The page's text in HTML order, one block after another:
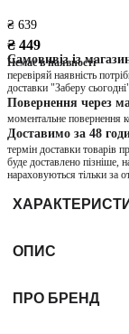
₴ 639
₴ 449
Немає в наявності
Самовивіз із
перевіряй наявність
доставки "Заберу
Повернення через
моментальне повернення
Доставимо за 48
термін доставки товарів
буде доставлено
нараховуються тільки за
ОПИС
ПРО БРЕНД